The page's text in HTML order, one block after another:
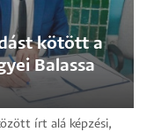
kötött a
Balassa
írt alá képzési,